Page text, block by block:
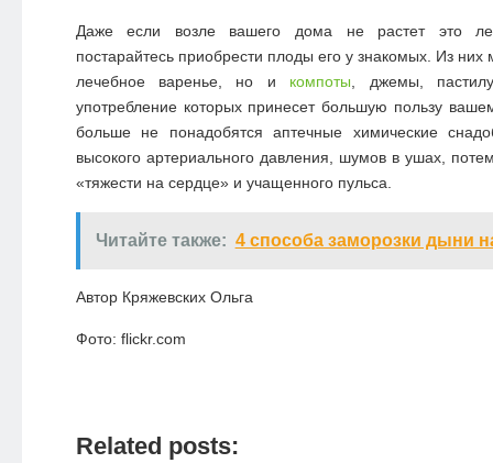
Даже если возле вашего дома не растет это
постарайтесь приобрести плоды его у знакомых. Из них
лечебное варенье, но и компоты , джемы,
употребление которых принесет большую пользу
больше не понадобятся аптечные химические
высокого артериального давления, шумов в ушах,
«тяжести на сердце» и учащенного пульса.
Читайте также: 4 способа заморозки дыни
Автор Кряжевских Ольга
Фото: flickr.com
Related posts: